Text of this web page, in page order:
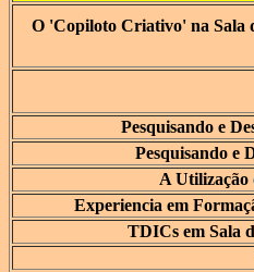
O 'Copiloto Criativo' na Sala
Pesquisando e
Pesquisando e
A Utilização
Experiencia em
TDICs em Sala